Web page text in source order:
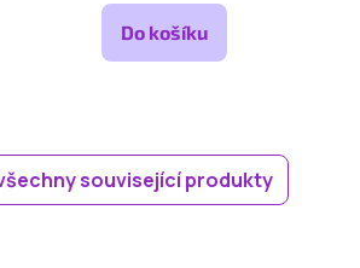
Do košíku
související produkty